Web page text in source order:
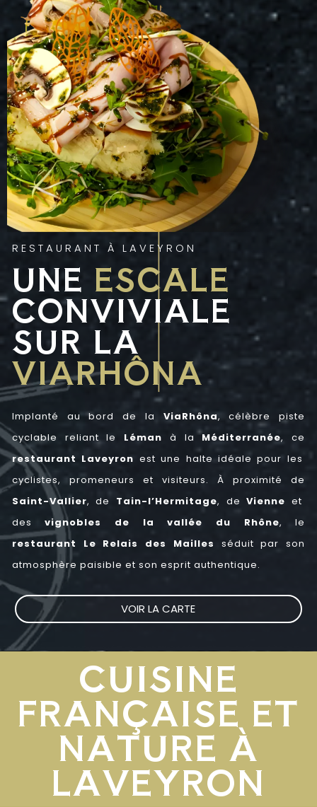
RESTAURANT À LAVEYRON
UNE ESCALE
CONVIVIALE
SUR LA
VIARHÔNA
Implanté au bord de la ViaRhôna, célèbre piste
cyclable reliant le Léman à laMéditerranée, ce
restaurant Laveyron est une halte idéale pour les
cyclistes, promeneurs et visiteurs. À proximité de
Saint-Vallier, de Tain-l’Hermitage, deVienne et
desvignobles de la vallée du Rhône, le
restaurant Le Relais des Mailles séduit par son
atmosphère paisible et son esprit authentique.
VOIR LA CARTE
CUISINE
FRANÇAISE ET
NATURE À
LAVEYRON